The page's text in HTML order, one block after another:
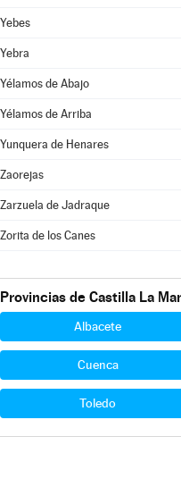
Yebes
Yebra
Yélamos de Abajo
Yélamos de Arriba
Yunquera de Henares
Zaorejas
Zarzuela de Jadraque
Zorita de los Canes
Provincias de Castilla La
Albacete
Cuenca
Toledo